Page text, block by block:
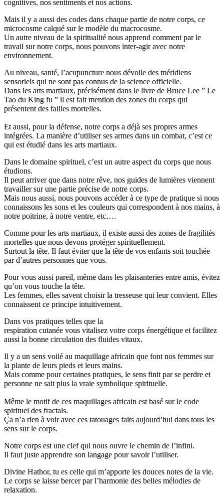
cognitives, nos sentiments et nos actions.
Mais il y a aussi des codes dans chaque partie de notre corps, ce
microcosme calqué sur le modèle du macrocosme.
Un autre niveau de la spiritualité nous apprend comment par le
travail sur notre corps, nous pouvons inter-agir avec notre
environnement.
Au niveau, santé, l’acupuncture nous dévoile des méridiens
sensoriels qui ne sont pas connus de la science officielle.
Dans les arts martiaux, précisément dans le livre de Bruce Lee ” Le
Tao du King fu ” il est fait mention des zones du corps qui
présentent des failles mortelles.
Et aussi, pour la défense, notre corps a déjà ses propres armes
intégrées. La manière d’utiliser ses armes dans un combat, c’est ce
qui est étudié dans les arts martiaux.
Dans le domaine spirituel, c’est un autre aspect du corps que nous
étudions.
Il peut arriver que dans notre rêve, nos guides de lumières viennent
travailler sur une partie précise de notre corps.
Mais nous aussi, nous pouvons accéder à ce type de pratique si nous
connaissons les sons et les couleurs qui correspondent à nos mains, à
notre poitrine, à notre ventre, etc….
Comme pour les arts martiaux, il existe aussi des zones de fragilités
mortelles que nous devons protéger spirituellement.
Surtout la tête. Il faut éviter que la tête de vos enfants soit touchée
par d’autres personnes que vous.
Pour vous aussi pareil, même dans les plaisanteries entre amis, évitez
qu’on vous touche la tête.
Les femmes, elles savent choisir la tresseuse qui leur convient. Elles
connaissent ce principe intuitivement.
Dans vos pratiques telles que la
respiration cutanée vous vitalisez votre corps énergétique et facilitez
aussi la bonne circulation des fluides vitaux.
Il y a un sens voilé au maquillage africain que font nos femmes sur
la plante de leurs pieds et leurs mains.
Mais comme pour certaines pratiques, le sens finit par se perdre et
personne ne sait plus la vraie symbolique spirituelle.
Même le motif de ces maquillages africain est basé sur le code
spirituel des fractals.
Ça n’a rien à voir avec ces tatouages faits aujourd’hui dans tous les
sens sur le corps.
Notre corps est une clef qui nous ouvre le chemin de l’infini.
Il faut juste apprendre son langage pour savoir l’utiliser.
Divine Hathor, tu es celle qui m’apporte les douces notes de la vie.
Le corps se laisse bercer par l’harmonie des belles mélodies de
relaxation.